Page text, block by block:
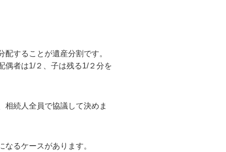
することが遺産分割です。
偶者は1/２、子は残る1/２分を
相続人全員で協議して決めま
るケースがあります。